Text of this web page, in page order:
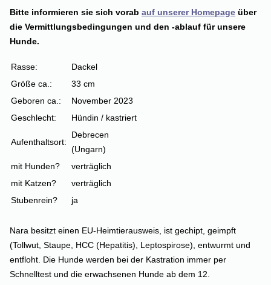
Bitte informieren sie sich vorab auf unserer Homepage über
die Vermittlungsbedingungen und den -ablauf für unsere
Hunde.
Rasse:
Dackel
Größe ca.:
33 cm
Geboren ca.:
November 2023
Geschlecht:
Hündin / kastriert
Aufenthaltsort:
Debrecen
(Ungarn)
mit Hunden?
verträglich
mit Katzen?
verträglich
Stubenrein?
ja
Nara besitzt einen EU-Heimtierausweis, ist gechipt, geimpft
(Tollwut, Staupe, HCC (Hepatitis), Leptospirose), entwurmt und
entfloht. Die Hunde werden bei der Kastration immer per
Schnelltest und die erwachsenen Hunde ab dem 12.